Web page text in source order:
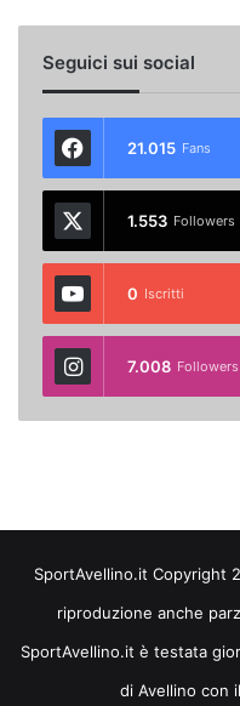
Seguici sui social
21.015 Fans
1.553 Followers
0 Iscritti
7.008 Followers
SportAvellino.it Copyright
riproduzione anche
SportAvellino.it è testata
di Avellino con